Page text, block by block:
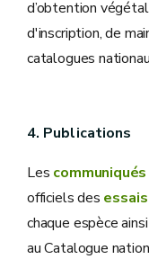
d’obtention
d'inscription, de
catalogues
4. Publications
Les
officiels des essais
chaque espèce
au Catalogue